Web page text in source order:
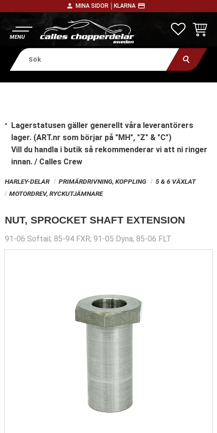
person MINA SIDOR │ KLARNA payment
Lagerstatusen gäller generellt våra leverantörers
lager. (ART.nr som börjar på "MH", "Z" & "C")
Vill du handla i butik så rekommenderar vi att ni ringer
innan. / Calles Crew
HARLEY-DELAR PRIMÄRDRIVNING, KOPPLING
5 & 6 VÄXLAT
MOTORDREV, RYCKUTJÄMNARE
NUT, SPROCKET SHAFT EXTENSION
91-06 Softail; 85-94 FXR; 91-05 Dyna; 85-06 FLT